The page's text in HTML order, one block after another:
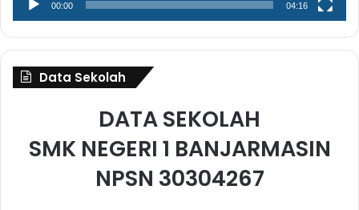
00:00 04:16
Data Sekolah
DATA SEKOLAH
SMK NEGERI 1 BANJARMASIN
NPSN 30304267